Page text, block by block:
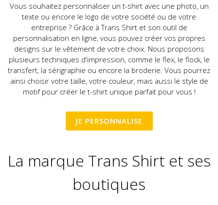
Vous souhaitez personnaliser un t-shirt avec une photo, un
texte ou encore le logo de votre société ou de votre
entreprise ? Grâce à Trans Shirt et son outil de
personnalisation en ligne, vous pouvez créer vos propres
designs sur le vêtement de votre choix. Nous proposons
plusieurs techniques d'impression, comme le flex, le flock, le
transfert, la sérigraphie ou encore la broderie. Vous pourrez
ainsi choisir votre taille, votre couleur, mais aussi le style de
motif pour créer le t-shirt unique parfait pour vous !
JE PERSONNALISE
La marque Trans Shirt et ses
boutiques